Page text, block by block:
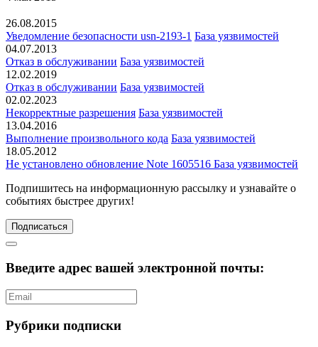
26.08.2015
Уведомление безопасности usn-2193-1 База уязвимостей
04.07.2013
Отказ в обслуживании База уязвимостей
12.02.2019
Отказ в обслуживании База уязвимостей
02.02.2023
Некорректные разрешения База уязвимостей
13.04.2016
Выполнение произвольного кода База уязвимостей
18.05.2012
Не установлено обновление Note 1605516 База уязвимостей
Подпишитесь на информационную рассылку и узнавайте о
событиях быстрее других!
Подписаться
Введите адрес вашей электронной почты:
Рубрики подписки